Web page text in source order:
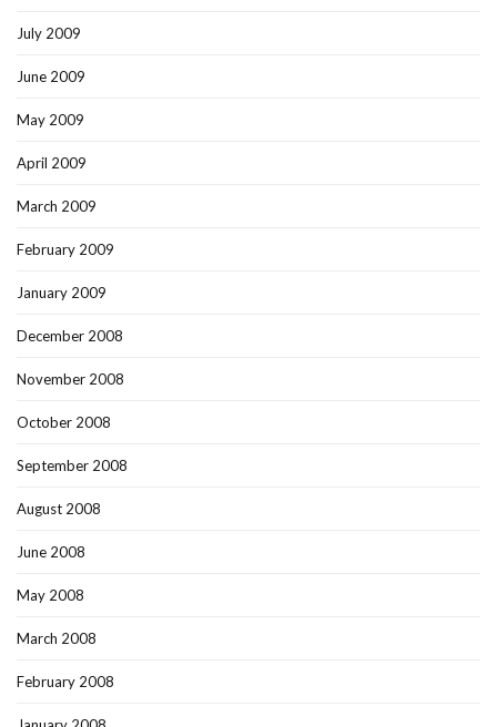
July 2009
June 2009
May 2009
April 2009
March 2009
February 2009
January 2009
December 2008
November 2008
October 2008
September 2008
August 2008
June 2008
May 2008
March 2008
February 2008